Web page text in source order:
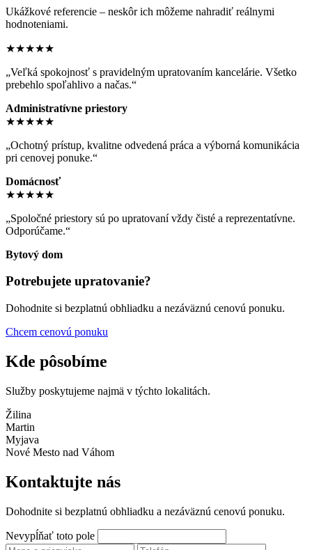
Ukážkové referencie – neskôr ich môžeme nahradiť reálnymi
hodnoteniami.
★★★★★
„Veľká spokojnosť s pravidelným upratovaním kancelárie. Všetko
prebehlo spoľahlivo a načas.“
Administratívne priestory
★★★★★
„Ochotný prístup, kvalitne odvedená práca a výborná komunikácia
pri cenovej ponuke.“
Domácnosť
★★★★★
„Spoločné priestory sú po upratovaní vždy čisté a reprezentatívne.
Odporúčame.“
Bytový dom
Potrebujete upratovanie?
Dohodnite si bezplatnú obhliadku a nezáväznú cenovú ponuku.
Chcem cenovú ponuku
Kde pôsobíme
Služby poskytujeme najmä v týchto lokalitách.
Žilina
Martin
Myjava
Nové Mesto nad Váhom
Kontaktujte nás
Dohodnite si bezplatnú obhliadku a nezáväznú cenovú ponuku.
Nevypĺňať toto pole